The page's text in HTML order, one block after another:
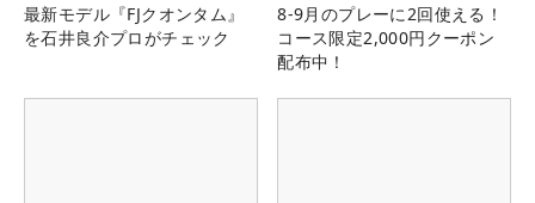
最新モデル『FJクオンタム』
を石井良介プロがチェック
8-9月のプレーに2回使える！
コース限定2,000円クーポン
配布中！